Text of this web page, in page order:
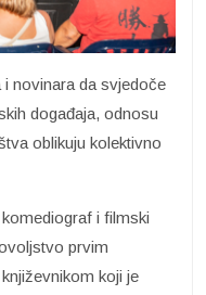
novinara da svjedoče
događaja, odnosu
oblikuju kolektivno
i filmski
prvim
koji je